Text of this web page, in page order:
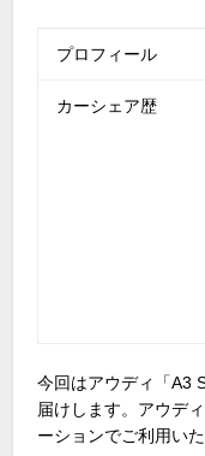
プロフィール
カーシェア歴
今回はアウディ「A3
届けします。アウデ
ーションでご利用いた